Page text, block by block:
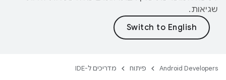
שגיאות.
Android Developers פיתוח מדריכים ל-IDE